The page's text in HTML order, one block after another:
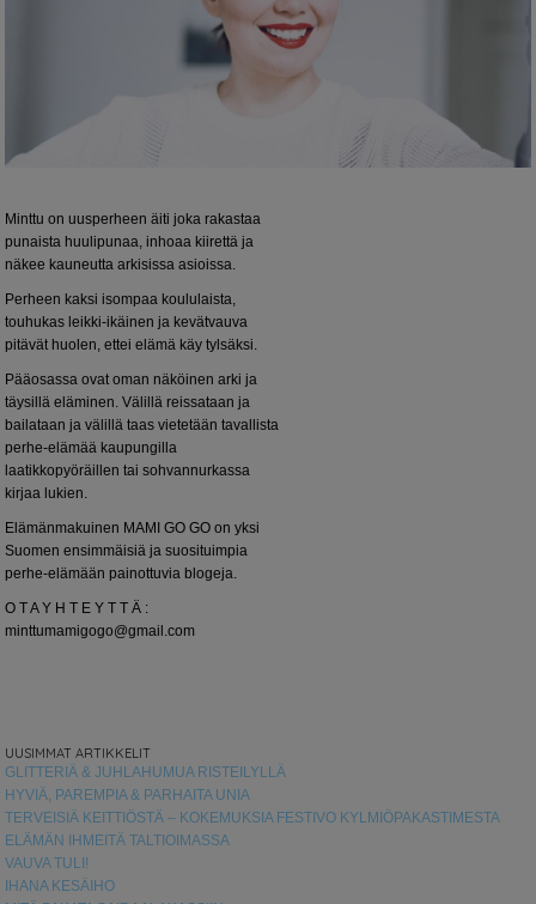
Minttu on uusperheen äiti joka rakastaa
punaista huulipunaa, inhoaa kiirettä ja
näkee kauneutta arkisissa asioissa.
Perheen kaksi isompaa koululaista,
touhukas leikki-ikäinen ja kevätvauva
pitävät huolen, ettei elämä käy tylsäksi.
Pääosassa ovat oman näköinen arki ja
täysillä eläminen. Välillä reissataan ja
bailataan ja välillä taas vietetään tavallista
perhe-elämää kaupungilla
laatikkopyöräillen tai sohvannurkassa
kirjaa lukien.
Elämänmakuinen MAMI GO GO on yksi
Suomen ensimmäisiä ja suosituimpia
perhe-elämään painottuvia blogeja.
O T A Y H T E Y T T Ä :
minttumamigogo@gmail.com
UUSIMMAT ARTIKKELIT
GLITTERIÄ & JUHLAHUMUA RISTEILYLLÄ
HYVIÄ, PAREMPIA & PARHAITA UNIA
TERVEISIÄ KEITTIÖSTÄ – KOKEMUKSIA FESTIVO KYLMIÖPAKASTIMESTA
ELÄMÄN IHMEITÄ TALTIOIMASSA
VAUVA TULI!
IHANA KESÄIHO